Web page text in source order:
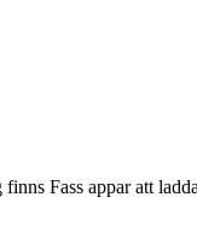
Fass appar att